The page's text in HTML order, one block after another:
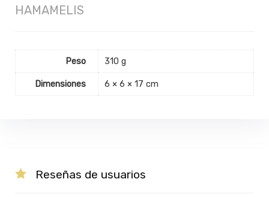
HAMAMELIS
Peso 310 g
Dimensiones 6 × 6 × 17 cm
Reseñas de usuarios